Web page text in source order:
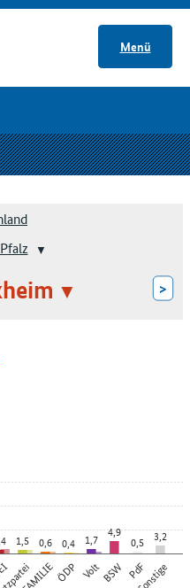
Menü
>
FAMILIEÖDP VoltBSW PdF
Sonstige
1,5 0,6 0,4 1,7 4,9
0,5 3,2